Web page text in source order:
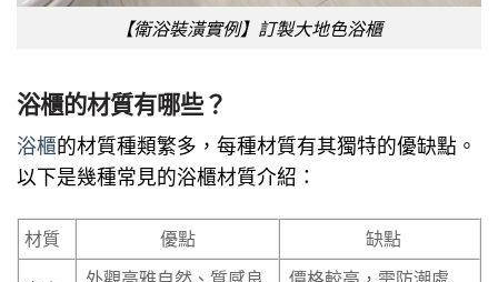
【衛浴裝潢實例】訂製大地色浴櫃
浴櫃的材質有哪些？
浴櫃的材質種類繁多，每種材質有其獨特的優缺點。
以下是幾種常見的浴櫃材質介紹：
材質 優點
缺點